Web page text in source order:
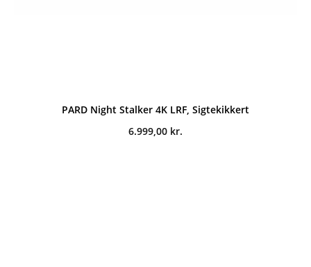
PARD Night Stalker 4K LRF, Sigtekikkert
6.999,00 kr.